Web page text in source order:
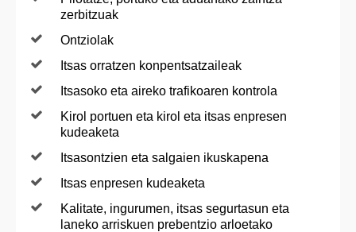
zerbitzuak
Ontziolak
Itsas orratzen konpentsatzaileak
Itsasoko eta aireko trafikoaren kontrola
Kirol portuen eta kirol eta itsas enpresen
kudeaketa
Itsasontzien eta salgaien ikuskapena
Itsas enpresen kudeaketa
Kalitate, ingurumen, itsas segurtasun eta
laneko arriskuen prebentzio arloetako